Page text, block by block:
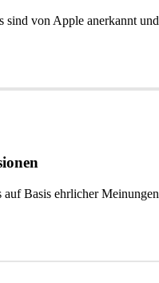
sind von Apple anerkannt
auf Basis ehrlicher